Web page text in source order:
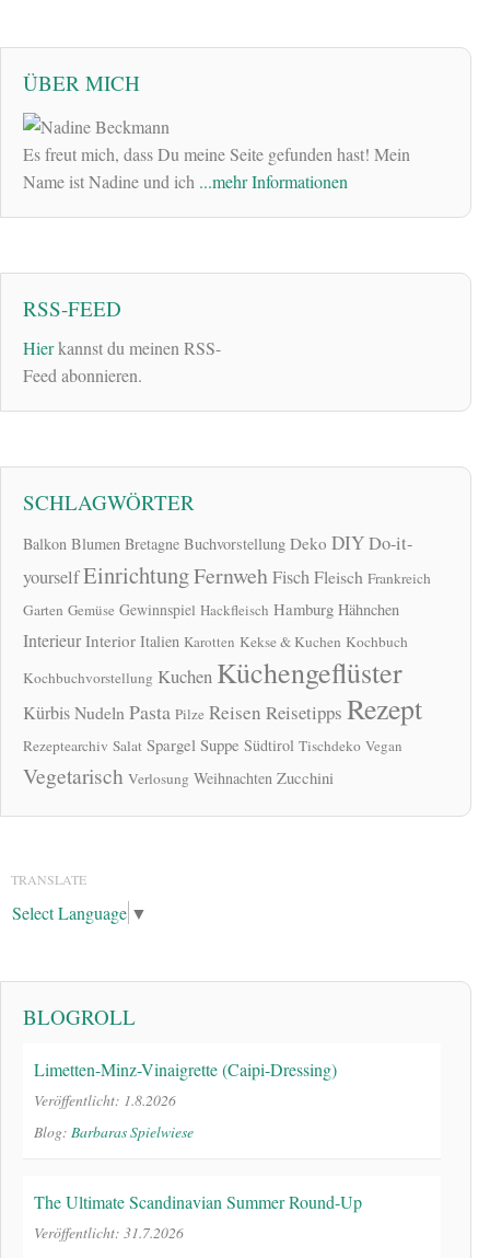
ÜBER MICH
Es freut mich, dass Du meine Seite gefunden hast! Mein
Name ist Nadine und ich ...mehr Informationen
RSS-FEED
Hierkannst du meinen RSS-
Feed abonnieren.
SCHLAGWÖRTER
Balkon Blumen Bretagne Buchvorstellung Deko DIYDo-it-
yourselfEinrichtungFernwehFischFleisch Frankreich
Garten Gemüse Gewinnspiel Hackfleisch Hamburg Hähnchen
Interieur Interior Italien Karotten Kekse & Kuchen Kochbuch
Kochbuchvorstellung Kuchen Küchengeflüster
KürbisNudelnPasta Pilze Reisen Reisetipps Rezept
Rezeptearchiv Salat Spargel Suppe Südtirol Tischdeko Vegan
Vegetarisch Verlosung Weihnachten Zucchini
TRANSLATE
Select Language ▼
BLOGROLL
Limetten-Minz-Vinaigrette (Caipi-Dressing)
Veröffentlicht: 1.8.2026
Blog: Barbaras Spielwiese
The Ultimate Scandinavian Summer Round-Up
Veröffentlicht: 31.7.2026